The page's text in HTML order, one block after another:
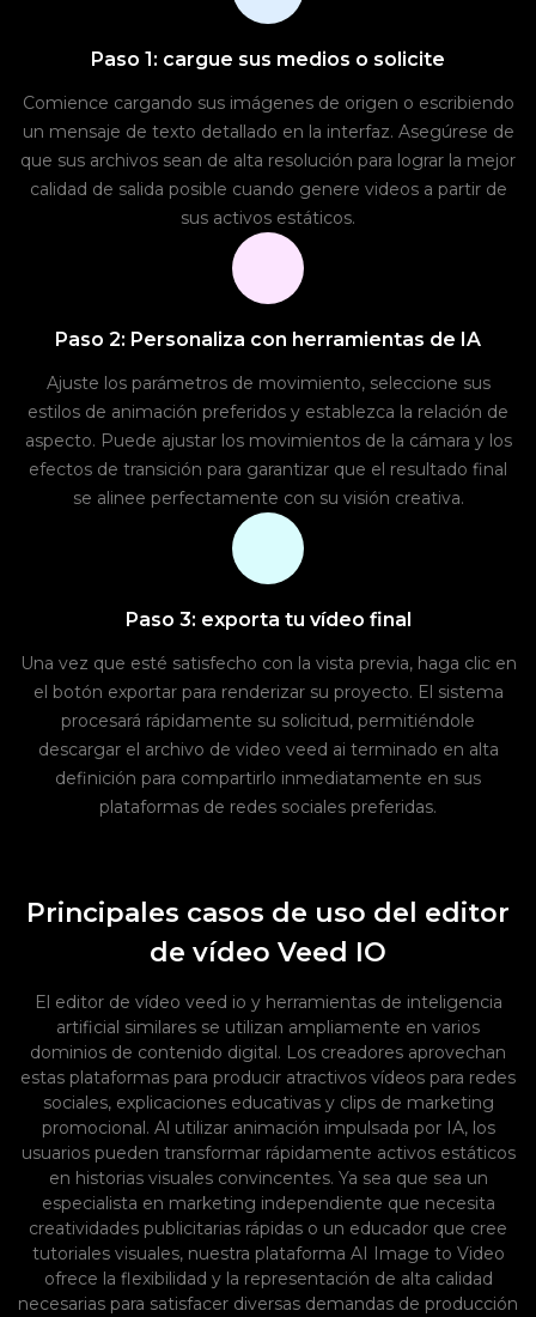
Paso 1: cargue sus medios o solicite
Comience cargando sus imágenes de origen o escribiendo
un mensaje de texto detallado en la interfaz. Asegúrese de
que sus archivos sean de alta resolución para lograr la mejor
calidad de salida posible cuando genere videos a partir de
sus activos estáticos.
Paso 2: Personaliza con herramientas de IA
Ajuste los parámetros de movimiento, seleccione sus
estilos de animación preferidos y establezca la relación de
aspecto. Puede ajustar los movimientos de la cámara y los
efectos de transición para garantizar que el resultado final
se alinee perfectamente con su visión creativa.
Paso 3: exporta tu vídeo final
Una vez que esté satisfecho con la vista previa, haga clic en
el botón exportar para renderizar su proyecto. El sistema
procesará rápidamente su solicitud, permitiéndole
descargar el archivo de video veed ai terminado en alta
definición para compartirlo inmediatamente en sus
plataformas de redes sociales preferidas.
Principales casos de uso del editor
de vídeo Veed IO
El editor de vídeo veed io y herramientas de inteligencia
artificial similares se utilizan ampliamente en varios
dominios de contenido digital. Los creadores aprovechan
estas plataformas para producir atractivos vídeos para redes
sociales, explicaciones educativas y clips de marketing
promocional. Al utilizar animación impulsada por IA, los
usuarios pueden transformar rápidamente activos estáticos
en historias visuales convincentes. Ya sea que sea un
especialista en marketing independiente que necesita
creatividades publicitarias rápidas o un educador que cree
tutoriales visuales, nuestra plataforma AI Image to Video
ofrece la flexibilidad y la representación de alta calidad
necesarias para satisfacer diversas demandas de producción